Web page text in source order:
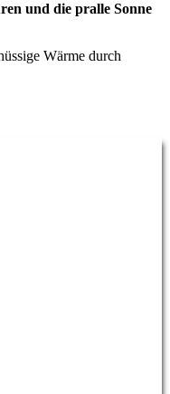
und die pralle Sonne
Wärme durch